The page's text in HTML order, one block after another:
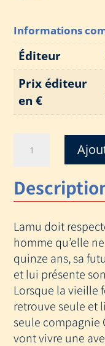
Informations
Éditeur
Prix éditeur
en €
LAMU
ET
LE
MAGIQUE
Lamu doit
homme qu’elle
quinze ans, sa
et lui présente
Lorsque la vieille
retrouve seule et
seule compagnie
vont vivre une